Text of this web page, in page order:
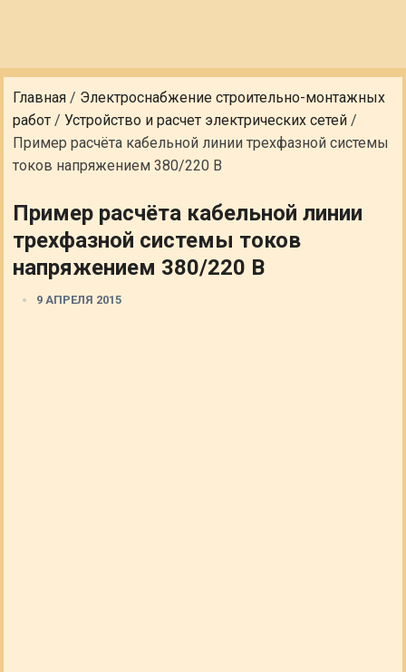
Главная / Электроснабжение строительно-монтажных
работ /Устройство и расчет электрических сетей /
Пример расчёта кабельной линии трехфазной системы
токов напряжением 380/220 В
Пример расчёта кабельной линии
трехфазной системы токов
напряжением 380/220 В
9 АПРЕЛЯ 2015